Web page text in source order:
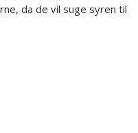
da de vil suge syren til